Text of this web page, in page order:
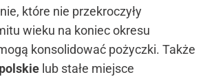
które nie przekroczyły
wieku na koniec okresu
konsolidować pożyczki. Także
lub stałe miejsce